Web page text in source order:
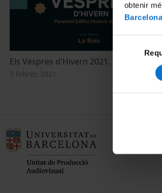
obtenir
Barcelona
de
consentiment
Els Vespres d'Hivern 2021. Lu Rois
5 febrer, 2021